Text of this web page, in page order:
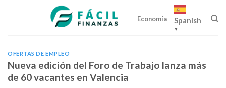
Economía Spanish
▼
OFERTAS DE EMPLEO
Nueva edición del Foro de Trabajo lanza más
de 60 vacantes en Valencia